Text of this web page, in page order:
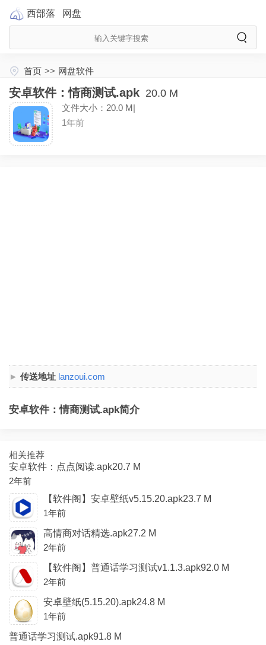
西部落 网盘
首页 >> 网盘软件
安卓软件：情商测试.apk 20.0 M
文件大小：20.0 M|
1年前
传送地址 lanzoui.com
安卓软件：情商测试.apk简介
相关推荐
安卓软件：点点阅读.apk20.7 M
2年前
【软件阁】安卓壁纸v5.15.20.apk23.7 M
1年前
高情商对话精选.apk27.2 M
2年前
【软件阁】普通话学习测试v1.1.3.apk92.0 M
2年前
安卓壁纸(5.15.20).apk24.8 M
1年前
普通话学习测试.apk91.8 M